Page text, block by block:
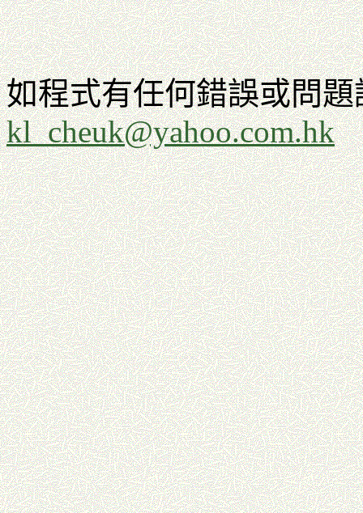
如程式有任何錯誤或問題
kl_cheuk@yahoo.com.hk